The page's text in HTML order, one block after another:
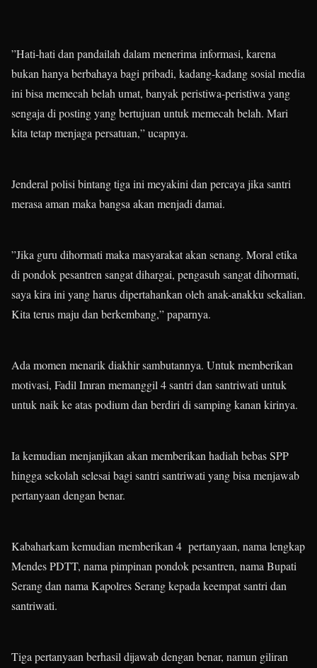
”Hati-hati dan pandailah dalam menerima informasi, karena
bukan hanya berbahaya bagi pribadi, kadang-kadang sosial media
ini bisa memecah belah umat, banyak peristiwa-peristiwa yang
sengaja di posting yang bertujuan untuk memecah belah. Mari
kita tetap menjaga persatuan,” ucapnya.
Jenderal polisi bintang tiga ini meyakini dan percaya jika santri
merasa aman maka bangsa akan menjadi damai.
”Jika guru dihormati maka masyarakat akan senang. Moral etika
di pondok pesantren sangat dihargai, pengasuh sangat dihormati,
saya kira ini yang harus dipertahankan oleh anak-anakku sekalian.
Kita terus maju dan berkembang,” paparnya.
Ada momen menarik diakhir sambutannya. Untuk memberikan
motivasi, Fadil Imran memanggil 4 santri dan santriwati untuk
untuk naik ke atas podium dan berdiri di samping kanan kirinya.
Ia kemudian menjanjikan akan memberikan hadiah bebas SPP
hingga sekolah selesai bagi santri santriwati yang bisa menjawab
pertanyaan dengan benar.
Kabaharkam kemudian memberikan 4 pertanyaan, nama lengkap
Mendes PDTT, nama pimpinan pondok pesantren, nama Bupati
Serang dan nama Kapolres Serang kepada keempat santri dan
santriwati.
Tiga pertanyaan berhasil dijawab dengan benar, namun giliran